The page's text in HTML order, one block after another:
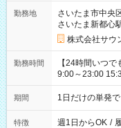
勤務地
さいたま市中央
さいたま新都心
株式会社サウ
勤務時間
【24時間いつ
9:00～23:00 15:30～
います！） 19:00～23:30 21:00～翌5:00 etc... ※上記シフトは
一例です。現場
期間 1日だけの単発
特徴 週1日からOK /